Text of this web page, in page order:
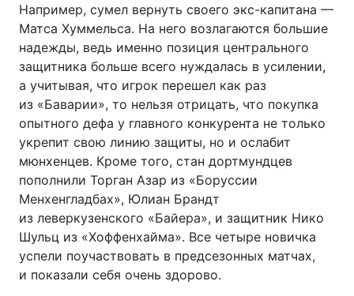
Например, сумел вернуть своего экс-капитана —
Матса Хуммельса. На него возлагаются большие
надежды, ведь именно позиция центрального
защитника больше всего нуждалась в усилении,
а учитывая, что игрок перешел как раз
из «Баварии», то нельзя отрицать, что покупка
опытного дефа у главного конкурента не только
укрепит свою линию защиты, но и ослабит
мюнхенцев. Кроме того, стан дортмундцев
пополнили Торган Азар из «Боруссии
Менхенгладбах», Юлиан Брандт
из леверкузенского «Байера», и защитник Нико
Шульц из «Хоффенхайма». Все четыре новичка
успели поучаствовать в предсезонных матчах,
и показали себя очень здорово.